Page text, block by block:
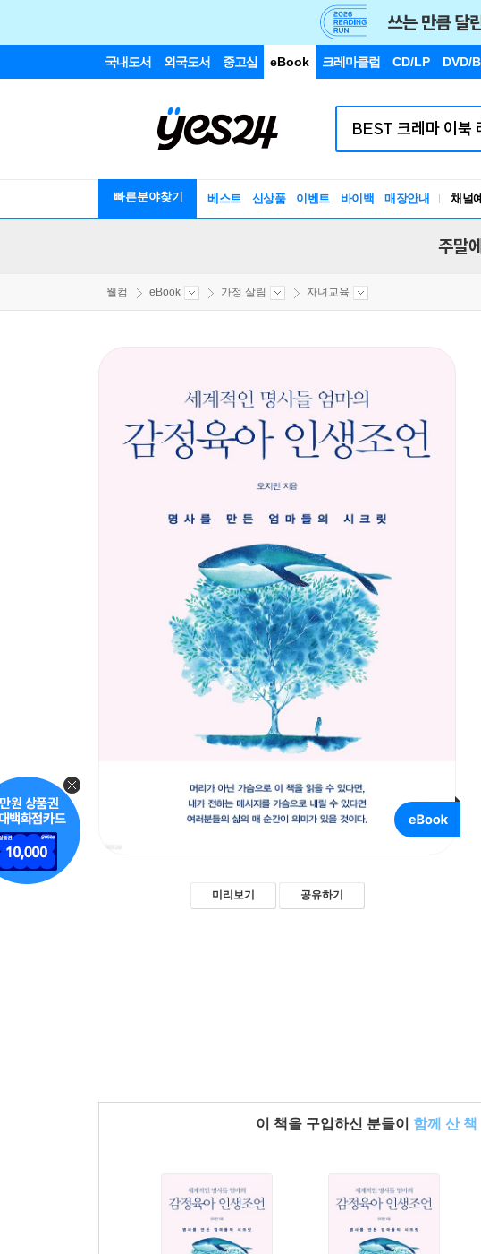
국내도서 외국도서 중고샵 eBook 크레마클럽 CD/LP DVD/
빠른분야찾기 베스트 신상품 이벤트 바이백 매장안내 채널
주말
웰컴 eBook 가정 살림 자녀교육
미리보기 공유하기
이 책을 구입하신 분들이 함께 산 책